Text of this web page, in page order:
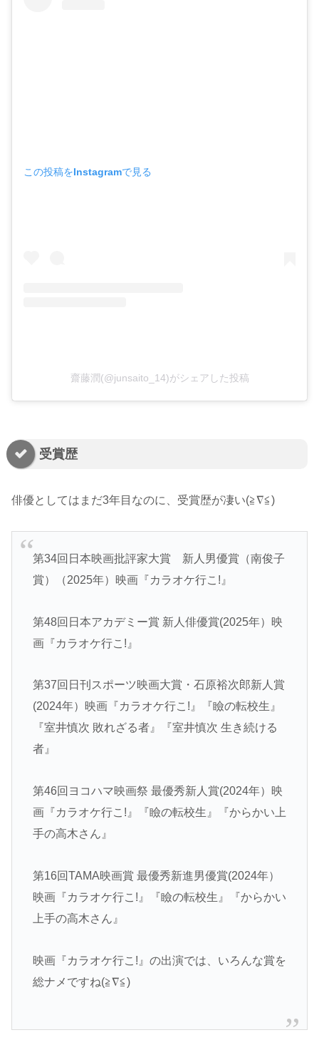
この投稿をInstagramで見る
齋藤潤(@junsaito_14)がシェアした投稿
受賞歴
俳優としてはまだ3年目なのに、受賞歴が凄い(≧∇≦)
第34回日本映画批評家大賞 新⼈男優賞（南俊子
賞）（2025年）映画『カラオケ行こ!』
第48回日本アカデミー賞 新人俳優賞(2025年）映
画『カラオケ行こ!』
第37回日刊スポーツ映画大賞・石原裕次郎新人賞
(2024年）映画『カラオケ行こ!』『瞼の転校生』
『室井慎次 敗れざる者』『室井慎次 生き続ける
者』
第46回ヨコハマ映画祭 最優秀新人賞(2024年）映
画『カラオケ行こ!』『瞼の転校生』『からかい上
手の高木さん』
第16回TAMA映画賞 最優秀新進男優賞(2024年）
映画『カラオケ行こ!』『瞼の転校生』『からかい
上手の高木さん』
映画『カラオケ行こ!』の出演では、いろんな賞を
総ナメですね(≧∇≦)